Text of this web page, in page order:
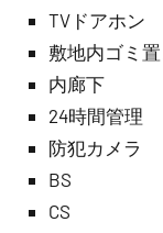
TVドアホン
敷地内ゴミ
内廊下
24時間管理
防犯カメラ
BS
CS